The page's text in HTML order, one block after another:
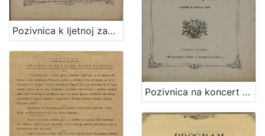
Pozivnica k ljetnoj zabavi što ju priredjuje hrv. pjevačko družtvo "Kolo" uz sudjelovanje glasbe c. kr. pješ. pukovnije Grofa Jelačića br. 69. u nedjelju dne 10. srpnja 1881. kod "Kamenitog stola"
Pozivnica na koncert što ga priredjuje hrv. pjevačko družtvo "Kolo" uz sudjelovanje glasbe c. kr. pješ. pukovnije grofa Jelačića br. 69. u bašći svratišta "K caru austrijskomu" u utorak 10. kolovoza 1880